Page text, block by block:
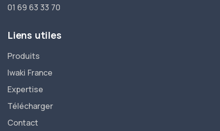
01 69 63 33 70
Liens utiles
Produits
Iwaki France
Expertise
Télécharger
Contact